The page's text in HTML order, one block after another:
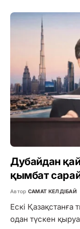
Дубайдан
қымбат
Автор САМАТ КЕЛДІБАЙ
Ескі Қазақстанға
одан түскен